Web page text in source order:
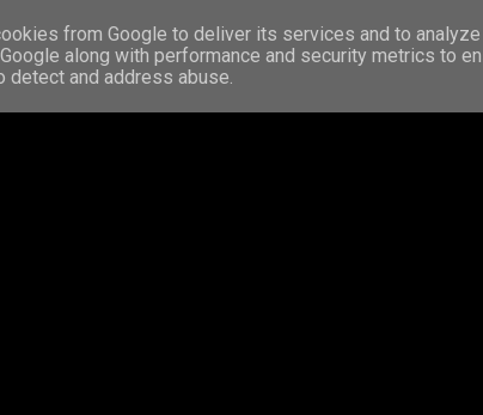
O MNIE
from Google to deliver its services and to
along with performance and security metrics to
detect and address abuse.